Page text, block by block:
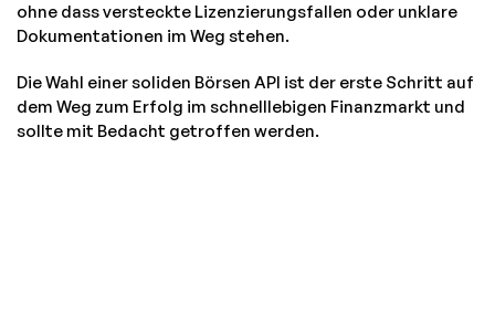
ohne dass versteckte Lizenzierungsfallen oder unklare
Dokumentationen im Weg stehen.
Die Wahl einer soliden Börsen API ist der erste Schritt auf
dem Weg zum Erfolg im schnelllebigen Finanzmarkt und
sollte mit Bedacht getroffen werden.